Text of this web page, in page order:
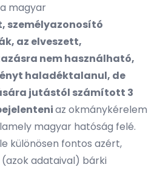
magyar
személyazonosító
az elveszett,
nem használható,
haladéktalanul, de
jutástól számított 3
az okmánykérelem
magyar hatóság felé.
különösen fontos azért,
adataival) bárki